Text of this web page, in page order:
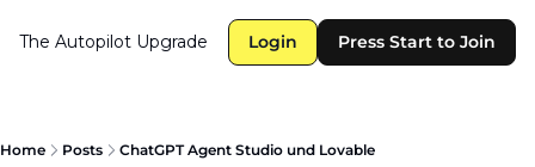
The Autopilot Upgrade Login Press Start to Join
Home Posts ChatGPT Agent Studio und Lovable